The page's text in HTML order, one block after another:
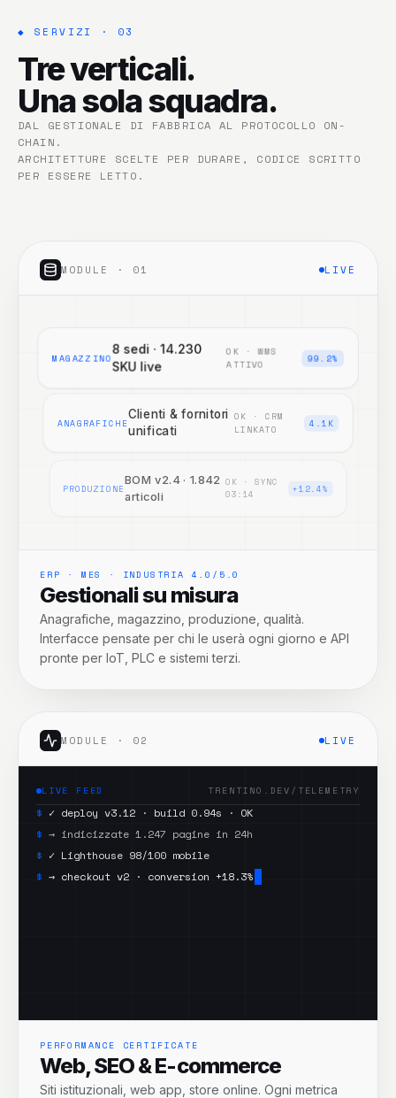
◆ SERVIZI · 03
Tre verticali.
Una sola squadra.
DAL GESTIONALE DI FABBRICA AL PROTOCOLLO ON-
CHAIN.
ARCHITETTURE SCELTE PER DURARE, CODICE SCRITTO
PER ESSERE LETTO.
MODULE · 01 LIVE
MAGAZZINO
8 sedi · 14.230
SKU live
OK · WMS
ATTIVO
99.2%
ANAGRAFICHE
Clienti & fornitori
unificati
OK · CRM
LINKATO
4.1K
PRODUZIONE
BOM v2.4 · 1.842
articoli
OK · SYNC
03:14
+12.4%
ERP · MES · INDUSTRIA 4.0/5.0
Gestionali su misura
Anagrafiche, magazzino, produzione, qualità.
Interfacce pensate per chi le userà ogni giorno e API
pronte per IoT, PLC e sistemi terzi.
MODULE · 02 LIVE
LIVE FEED TRENTINO.DEV/TELEMETRY
$ ✓ deploy v3.12 · build 0.94s · OK
$ → indicizzate 1.247 pagine in 24h
$ ✓ Lighthouse 98/100 mobile
$ → checkout v2 · conversion +18.3%
PERFORMANCE CERTIFICATE
Web, SEO & E-commerce
Siti istituzionali, web app, store online. Ogni metrica